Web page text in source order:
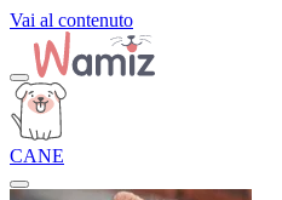
Vai al contenuto
CANE